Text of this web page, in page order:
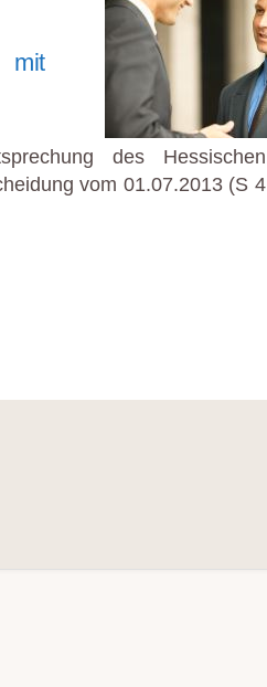
mit
des Hessischen
vom 01.07.2013 (S 4